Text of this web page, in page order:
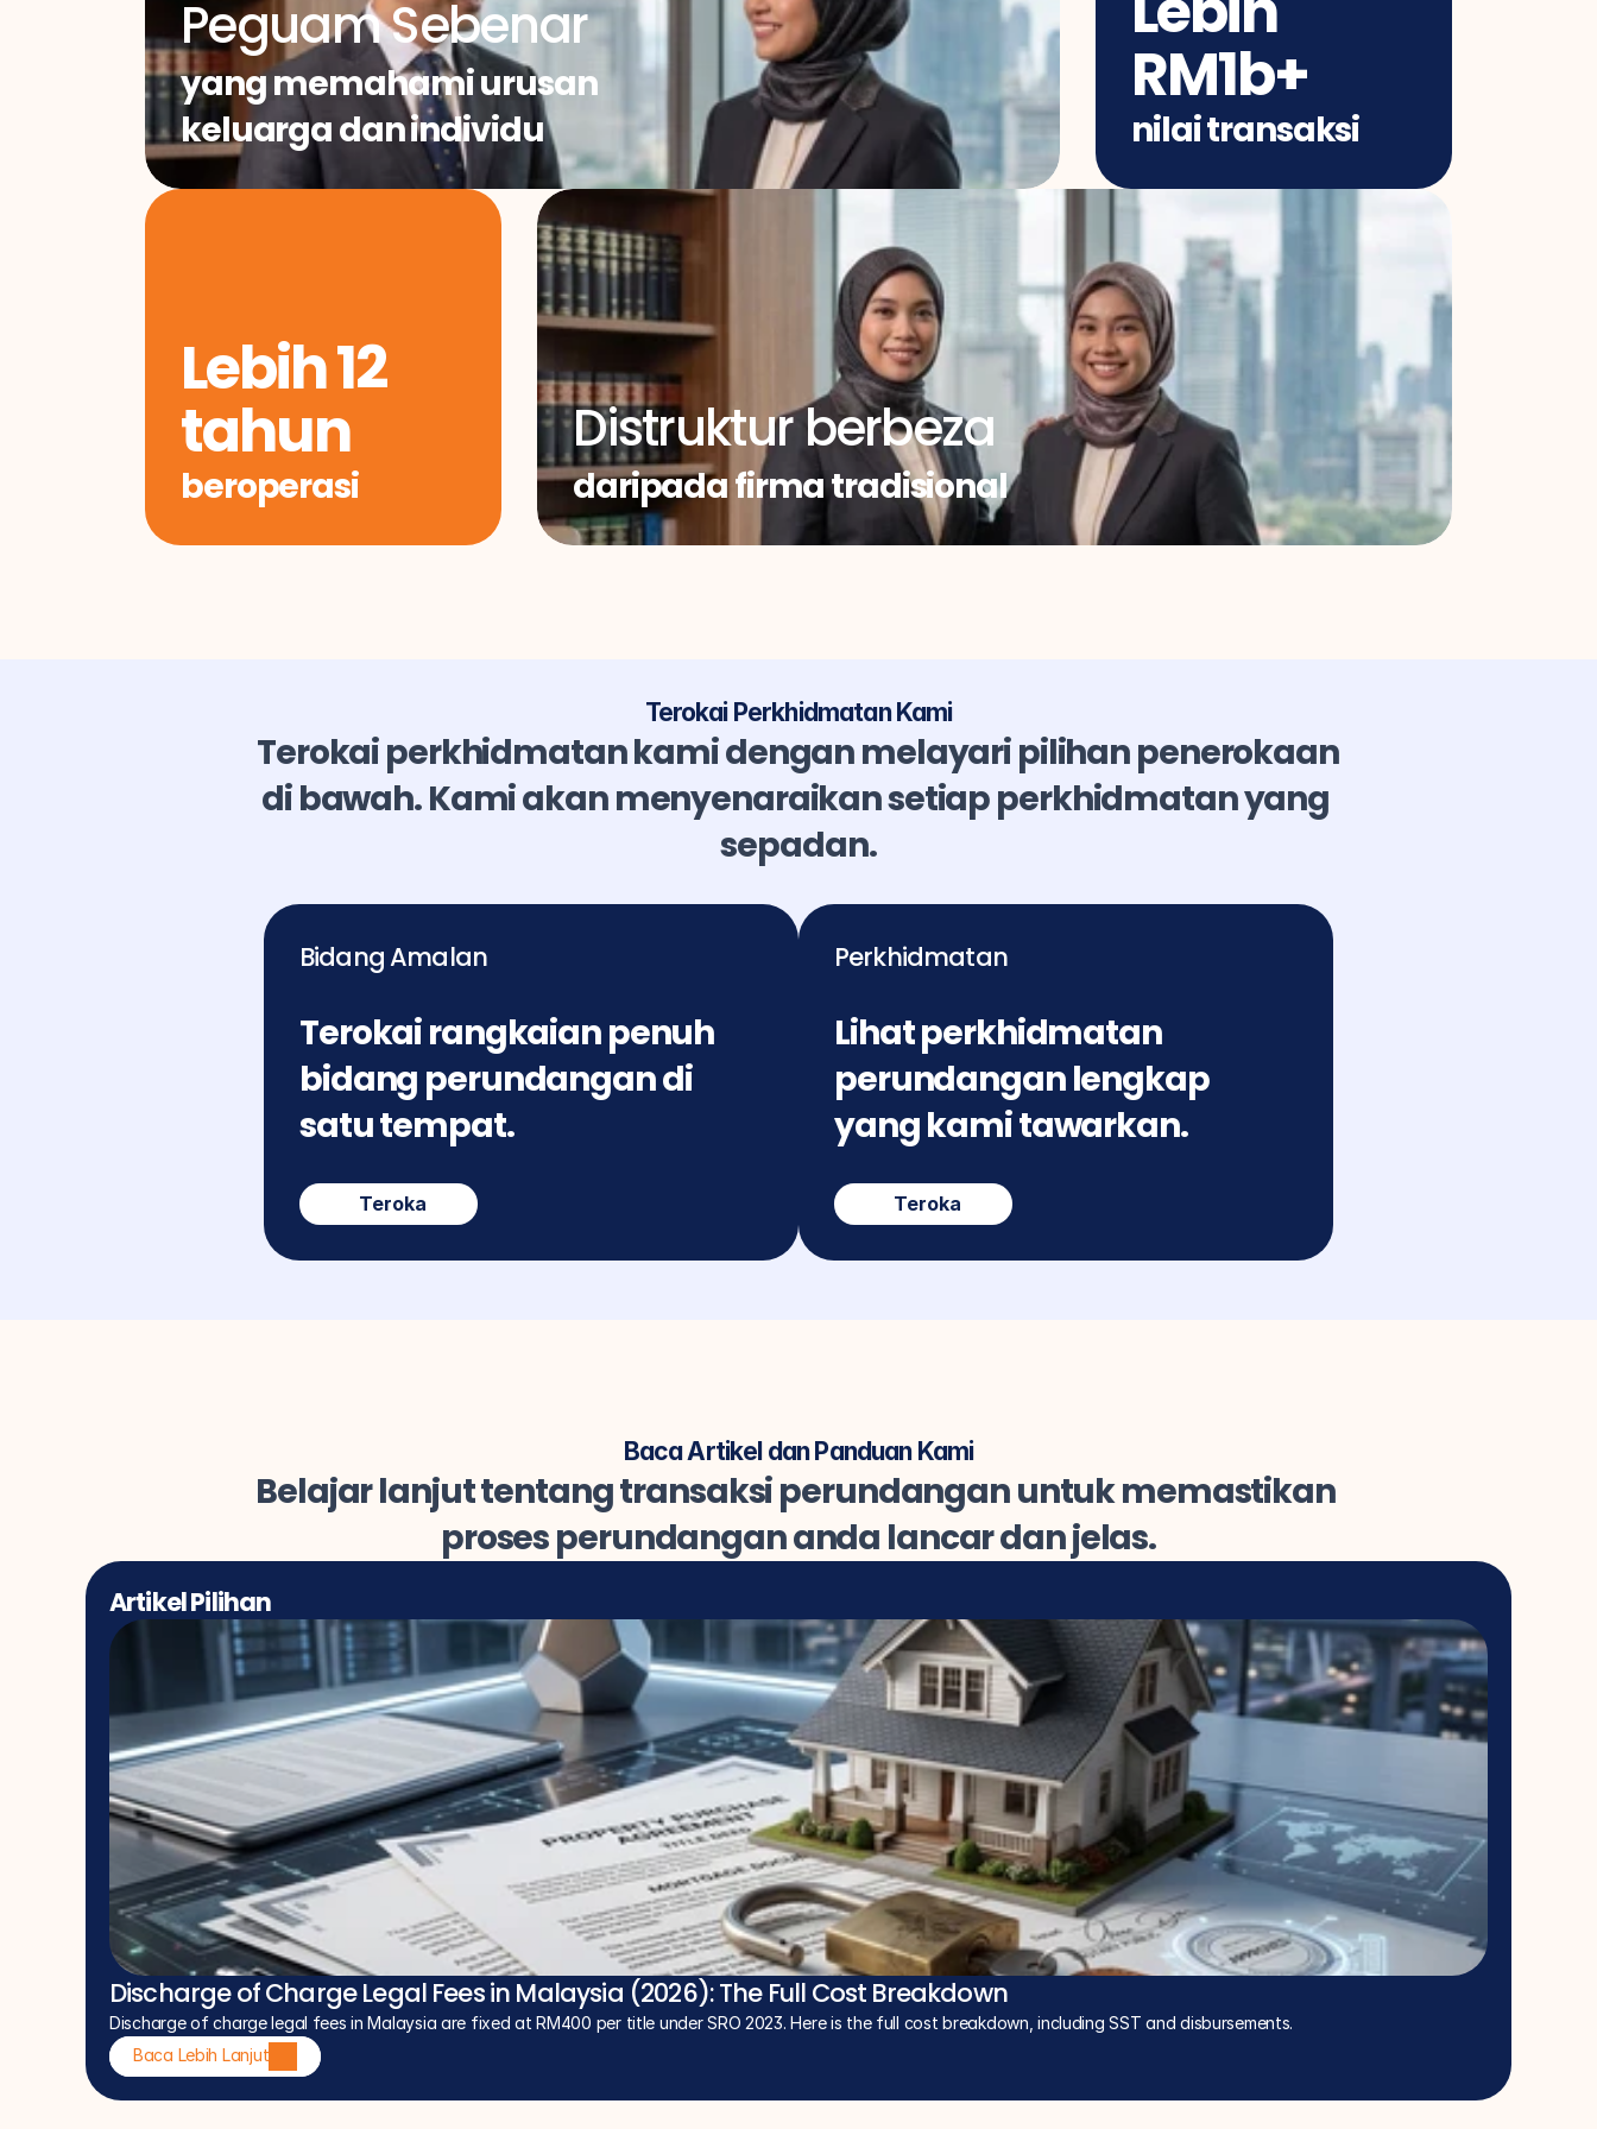
Peguam Sebenar
yang memahami urusan
keluarga dan individu
RM1b+
nilai transaksi
Lebih 12
tahun
beroperasi
Distruktur berbeza
daripada firma tradisional
Terokai Perkhidmatan Kami
Terokai perkhidmatan kami dengan melayari pilihan penerokaan
di bawah. Kami akan menyenaraikan setiap perkhidmatan yang
sepadan.
Bidang Amalan
Terokai rangkaian penuh
bidang perundangan di
satu tempat.
Teroka
Perkhidmatan
Lihat perkhidmatan
perundangan lengkap
yang kami tawarkan.
Teroka
Baca Artikel dan Panduan Kami
Belajar lanjut tentang transaksi perundangan untuk memastikan
proses perundangan anda lancar dan jelas.
Artikel Pilihan
Discharge of Charge Legal Fees in Malaysia (2026): The Full Cost Breakdown
Discharge of charge legal fees in Malaysia are fixed at RM400 per title under SRO 2023. Here is the full cost breakdown, including SST and disbursements.
Baca Lebih Lanjut